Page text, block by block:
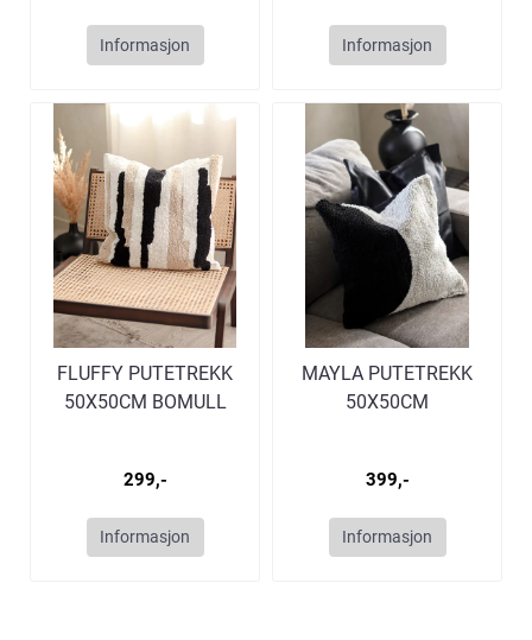
Informasjon Informasjon
FLUFFY PUTETREKK
50X50CM BOMULL
299,-
Informasjon
MAYLA PUTETREKK
50X50CM
399,-
Informasjon